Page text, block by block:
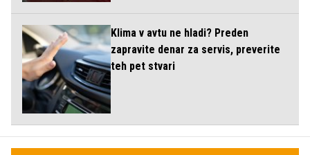
Klima v avtu ne hladi? Preden
zapravite denar za servis, preverite
teh pet stvari